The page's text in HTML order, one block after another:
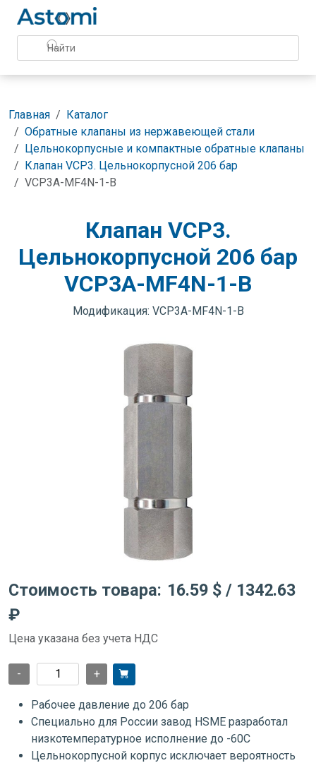
Главная
Каталог
Обратные клапаны из нержавеющей стали
Цельнокорпусные и компактные обратные клапаны
Клапан VCP3. Цельнокорпусной 206 бар
VCP3A-MF4N-1-B
Клапан VCP3.
Цельнокорпусной 206 бар
VCP3A-MF4N-1-B
Модификация: VCP3A-MF4N-1-B
Стоимость товара: 16.59 $ / 1342.63
₽
Цена указана без учета НДС
- +
Рабочее давление до 206 бар
Специально для России завод HSME разработал
низкотемпературное исполнение до -60С
Цельнокорпусной корпус исключает вероятность